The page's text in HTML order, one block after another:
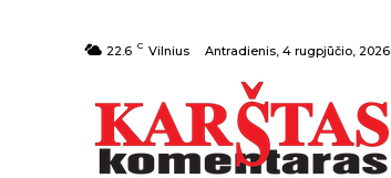
22.6 C Vilnius Antradienis, 4 rugpjūčio, 2026